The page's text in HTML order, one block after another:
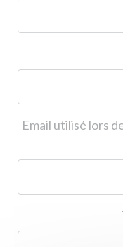
Email utilisé lors